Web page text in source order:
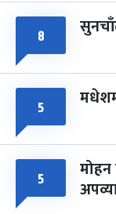
८
५
५ मोहन